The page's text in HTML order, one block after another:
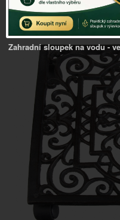
Zahradní sloupek na vodu -